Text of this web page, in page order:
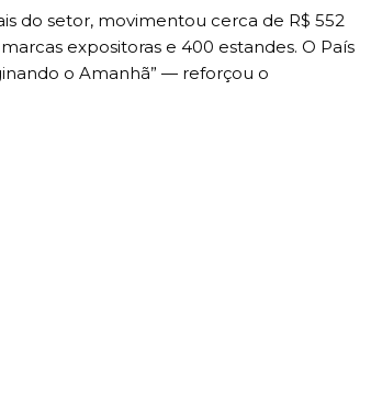
do setor, movimentou cerca de R$ 552
expositoras e 400 estandes. O País
o Amanhã” — reforçou o